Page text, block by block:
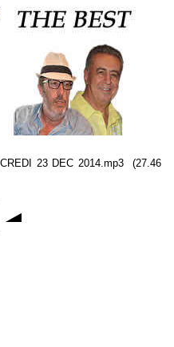
23 DEC 2014.mp3
(27.46